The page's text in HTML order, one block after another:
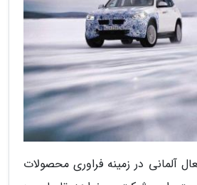
آلمانی در زمینه فراوری محصولات